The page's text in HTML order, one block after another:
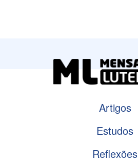
Artigos
Estudos
Reflexões